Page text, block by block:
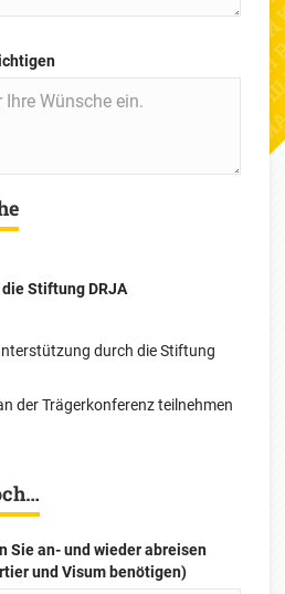
Stiftung DRJA
durch die Stiftung
der Trägerkonferenz teilnehmen
Sie an- und wieder abreisen
und Visum benötigen)